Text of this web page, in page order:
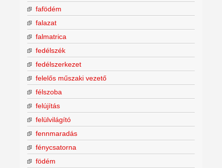
fafödém
falazat
falmatrica
fedélszék
fedélszerkezet
felelős műszaki vezető
félszoba
felújítás
felülvilágító
fennmaradás
fénycsatorna
födém